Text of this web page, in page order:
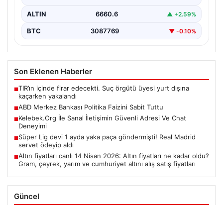
ALTIN 6660.6 ▲ +2.59%
BTC 3087769 ▼ -0.10%
Son Eklenen Haberler
■TIR’ın içinde firar edecekti. Suç örgütü üyesi yurt dışına
kaçarken yakalandı
■ABD Merkez Bankası Politika Faizini Sabit Tuttu
■Kelebek.Org İle Sanal İletişimin Güvenli Adresi Ve Chat
Deneyimi
■Süper Lig devi 1 ayda yaka paça göndermişti! Real Madrid
servet ödeyip aldı
■Altın fiyatları canlı 14 Nisan 2026: Altın fiyatları ne kadar oldu?
Gram, çeyrek, yarım ve cumhuriyet altını alış satış fiyatları
Güncel